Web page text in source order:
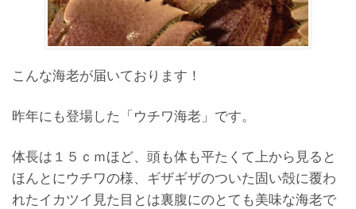
こんな海老が届いております！
昨年にも登場した「ウチワ海老」です。
体長は１５ｃｍほど、頭も体も平たくて上から見ると
ほんとにウチワの様、ギザギザのついた固い殻に覆わ
れたイカツイ見た目とは裏腹にのとても美味な海老で